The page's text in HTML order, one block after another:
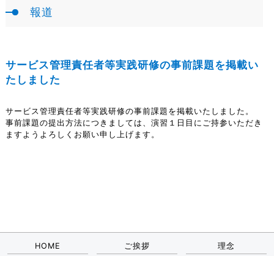
報道
サービス管理責任者等実践研修の事前課題を掲載い
たしました
サービス管理責任者等実践研修の事前課題を掲載いたしました。
事前課題の提出方法につきましては、演習１日目にご持参いただき
ますようよろしくお願い申し上げます。
HOME ご挨拶
理念